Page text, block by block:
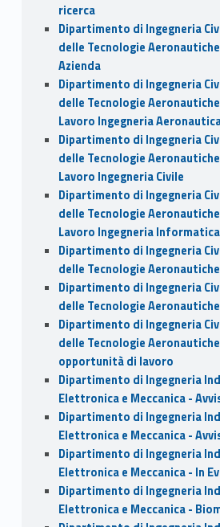
ricerca
Dipartimento di Ingegneria
delle Tecnologie
Azienda
Dipartimento di Ingegneria
delle Tecnologie
Lavoro Ingegneria
Dipartimento di Ingegneria
delle Tecnologie
Lavoro Ingegneria Civile
Dipartimento di Ingegneria
delle Tecnologie
Lavoro Ingegneria Informatica
Dipartimento di Ingegneria
delle Tecnologie
Dipartimento di Ingegneria
delle Tecnologie
Dipartimento di Ingegneria
delle Tecnologie
opportunità di lavoro
Dipartimento di Ingegneria
Elettronica e Meccanica -
Dipartimento di Ingegneria
Elettronica e Meccanica -
Dipartimento di Ingegneria
Elettronica e Meccanica - In
Dipartimento di Ingegneria
Elettronica e Meccanica -